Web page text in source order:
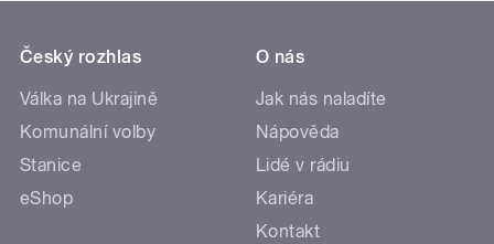
Český rozhlas
Válka na Ukrajině
Komunální volby
Stanice
eShop
O nás
Jak nás naladíte
Nápověda
Lidé v rádiu
Kariéra
Kontakt